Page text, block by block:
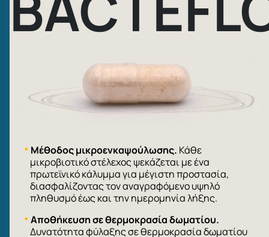
Mέθοδος μικροενκαψούλωσης. Κάθε
μικροβιοτικό στέλεχος ψεκάζεται με ένα
πρωτεϊνικό κάλυμμα για μέγιστη προστασία,
διασφαλίζοντας τον αναγραφόμενο υψηλό
πληθυσμό έως και την ημερομηνία λήξης.
Αποθήκευση σε θερμοκρασία δωματίου.
Δυνατότητα φύλαξης σε θερμοκρασία δωματίου